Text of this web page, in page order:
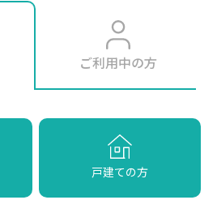
ご利用中の方
戸建ての方